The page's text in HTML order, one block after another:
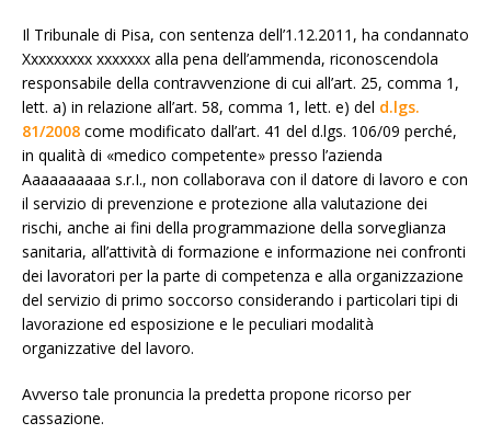
Il Tribunale di Pisa, con sentenza dell’1.12.2011, ha condannato
Xxxxxxxxx xxxxxxx alla pena dell’ammenda, riconoscendola
responsabile della contravvenzione di cui all’art. 25, comma 1,
lett. a) in relazione all’art. 58, comma 1, lett. e) del d.lgs.
81/2008 come modificato dall’art. 41 del d.lgs. 106/09 perché,
in qualità di «medico competente» presso l’azienda
Aaaaaaaaaa s.r.I., non collaborava con il datore di lavoro e con
il servizio di prevenzione e protezione alla valutazione dei
rischi, anche ai fini della programmazione della sorveglianza
sanitaria, all’attività di formazione e informazione nei confronti
dei lavoratori per la parte di competenza e alla organizzazione
del servizio di primo soccorso considerando i particolari tipi di
lavorazione ed esposizione e le peculiari modalità
organizzative del lavoro.
Avverso tale pronuncia la predetta propone ricorso per
cassazione.